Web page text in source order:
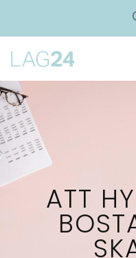
ATT